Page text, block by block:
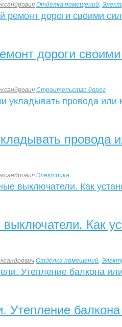
Отделка помещений,
дороги
Строительство дорог
провода
Электрика
Как
Отделка помещений,
Утепление